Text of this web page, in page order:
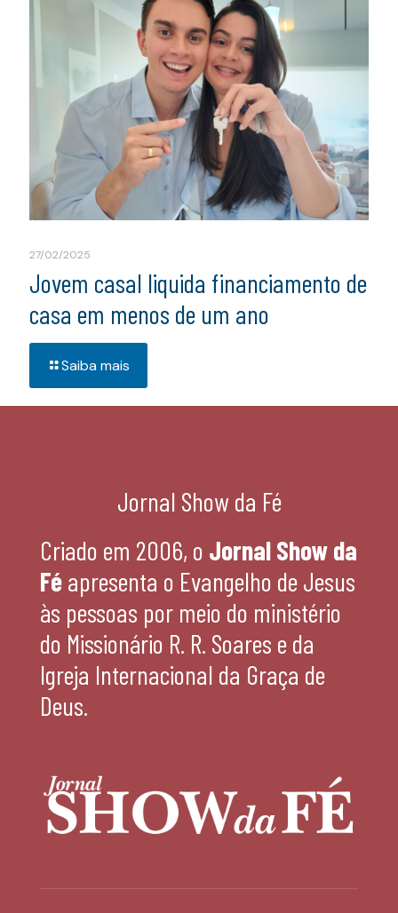
27/02/2025
Jovem casal liquida financiamento de
casa em menos de um ano
Saiba mais
Jornal Show da Fé
Criado em 2006, o Jornal Show da
Féapresenta o Evangelho de Jesus
às pessoas por meio do ministério
do Missionário R. R. Soares e da
Igreja Internacional da Graça de
Deus.